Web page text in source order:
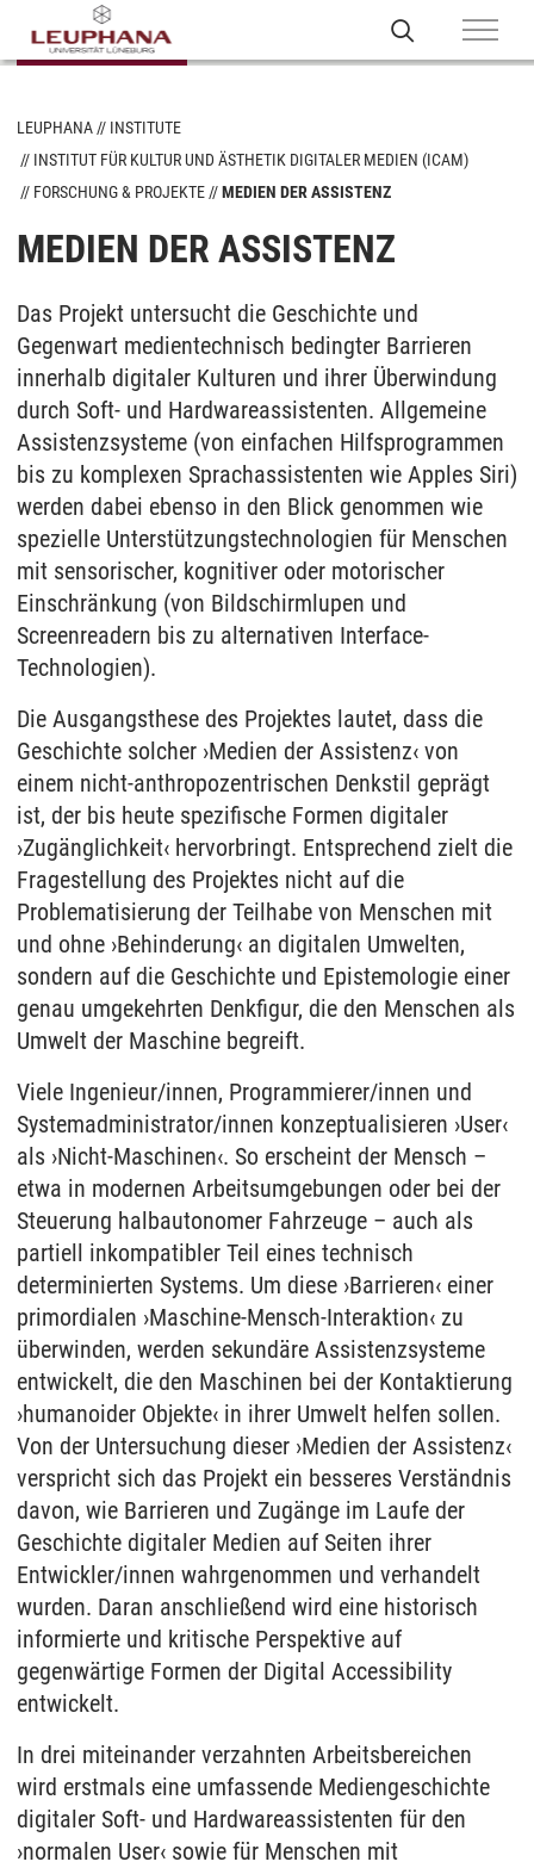
LEUPHANA
INSTITUTE
INSTITUT FÜR KULTUR UND ÄSTHETIK DIGITALER MEDIEN (ICAM)
FORSCHUNG & PROJEKTE
MEDIEN DER ASSISTENZ
MEDIEN DER ASSISTENZ
Das Projekt untersucht die Geschichte und
Gegenwart medientechnisch bedingter Barrieren
innerhalb digitaler Kulturen und ihrer Überwindung
durch Soft- und Hardwareassistenten. Allgemeine
Assistenzsysteme (von einfachen Hilfsprogrammen
bis zu komplexen Sprachassistenten wie Apples Siri)
werden dabei ebenso in den Blick genommen wie
spezielle Unterstützungstechnologien für Menschen
mit sensorischer, kognitiver oder motorischer
Einschränkung (von Bildschirmlupen und
Screenreadern bis zu alternativen Interface-
Technologien).
Die Ausgangsthese des Projektes lautet, dass die
Geschichte solcher ›Medien der Assistenz‹ von
einem nicht-anthropozentrischen Denkstil geprägt
ist, der bis heute spezifische Formen digitaler
›Zugänglichkeit‹ hervorbringt. Entsprechend zielt die
Fragestellung des Projektes nicht auf die
Problematisierung der Teilhabe von Menschen mit
und ohne ›Behinderung‹ an digitalen Umwelten,
sondern auf die Geschichte und Epistemologie einer
genau umgekehrten Denkfigur, die den Menschen als
Umwelt der Maschine begreift.
Viele Ingenieur/innen, Programmierer/innen und
Systemadministrator/innen konzeptualisieren ›User‹
als ›Nicht-Maschinen‹. So erscheint der Mensch –
etwa in modernen Arbeitsumgebungen oder bei der
Steuerung halbautonomer Fahrzeuge – auch als
partiell inkompatibler Teil eines technisch
determinierten Systems. Um diese ›Barrieren‹ einer
primordialen ›Maschine-Mensch-Interaktion‹ zu
überwinden, werden sekundäre Assistenzsysteme
entwickelt, die den Maschinen bei der Kontaktierung
›humanoider Objekte‹ in ihrer Umwelt helfen sollen.
Von der Untersuchung dieser ›Medien der Assistenz‹
verspricht sich das Projekt ein besseres Verständnis
davon, wie Barrieren und Zugänge im Laufe der
Geschichte digitaler Medien auf Seiten ihrer
Entwickler/innen wahrgenommen und verhandelt
wurden. Daran anschließend wird eine historisch
informierte und kritische Perspektive auf
gegenwärtige Formen der Digital Accessibility
entwickelt.
In drei miteinander verzahnten Arbeitsbereichen
wird erstmals eine umfassende Mediengeschichte
digitaler Soft- und Hardwareassistenten für den
›normalen User‹ sowie für Menschen mit